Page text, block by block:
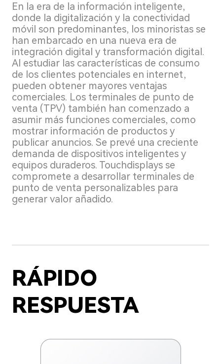
En la era de la información inteligente,
donde la digitalización y la conectividad
móvil son predominantes, los minoristas se
han embarcado en una nueva era de
integración digital y transformación digital.
Al estudiar las características de consumo
de los clientes potenciales en internet,
pueden obtener mayores ventajas
comerciales. Los terminales de punto de
venta (TPV) también han comenzado a
asumir más funciones comerciales, como
mostrar información de productos y
publicar anuncios. Se prevé una creciente
demanda de dispositivos inteligentes y
equipos duraderos. Touchdisplays se
compromete a desarrollar terminales de
punto de venta personalizables para
generar valor añadido.
RÁPIDO
RESPUESTA